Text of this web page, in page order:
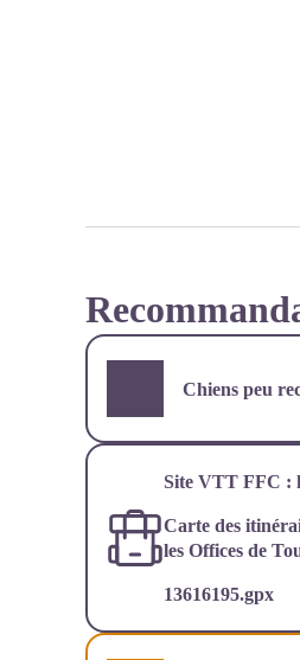
Chiens peu
Site VTT FFC :
Carte des
les Offices de
13616195.gpx